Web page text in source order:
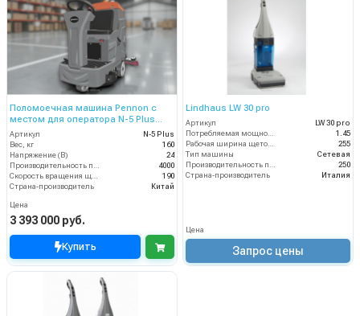
Поломоечная машина Pennon с
местом для оператора N-5 Plus
(24V)
Артикул
N-5 Plus
Вес, кг
160
Напряжение (В)
24
Производительность по площади (м2/ч)
4000
Скорость вращения щётки (об/мин)
190
Страна-производитель
Китай
Цена
3 393 000 руб.
Купить
Lindhaus LW 30 pro
Артикул
LW 30 pro
Потребляемая мощность (кВт)
1.45
Рабочая ширина щеток (мм)
255
Тип машины
Сетевая
Производительность по площади (м2/ч)
250
Страна-производитель
Италия
Цена
Запрос цены